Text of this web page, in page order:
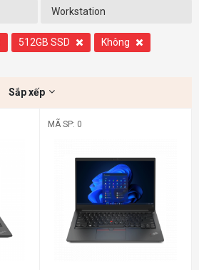
Workstation
512GB SSD
Không
Sắp xếp
MÃ SP: 0